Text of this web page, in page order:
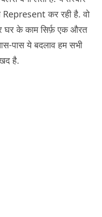
Represent कर रही है. वो
घर के काम सिर्फ़ एक औरत
पास ये बदलाव हम सभी
है.